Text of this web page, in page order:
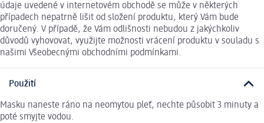
údaje uvedené v internetovém obchodě se může v některých
případech nepatrně lišit od složení produktu, který Vám bude
doručený. V případě, že Vám odlišnosti nebudou z jakýchkoliv
důvodů vyhovovat, využijte možnosti vrácení produktu v souladu s
našimi Všeobecnými obchodními podmínkami.
Použití
Masku naneste ráno na neomytou pleť, nechte působit 3 minuty a
poté smyjte vodou.